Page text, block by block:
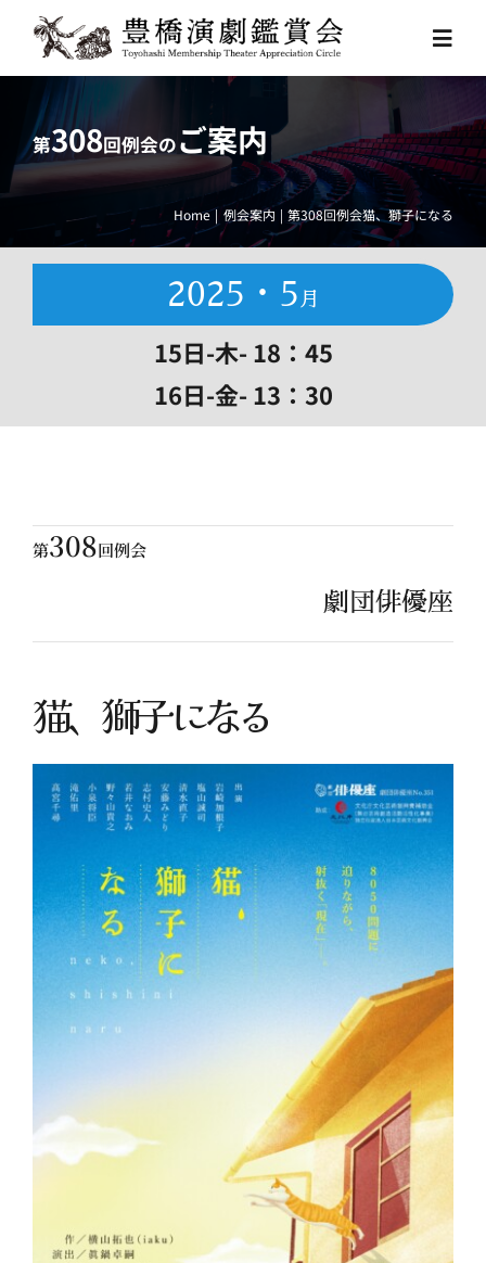
content
HOME
豊橋演劇鑑賞会とは
第308回例会のご案内
Home 例会案内 第308回例会猫、獅子になる
2025・5 月
15日-木- 18：45
16日-金- 13：30
第308回例会
劇団俳優座
猫、獅子になる